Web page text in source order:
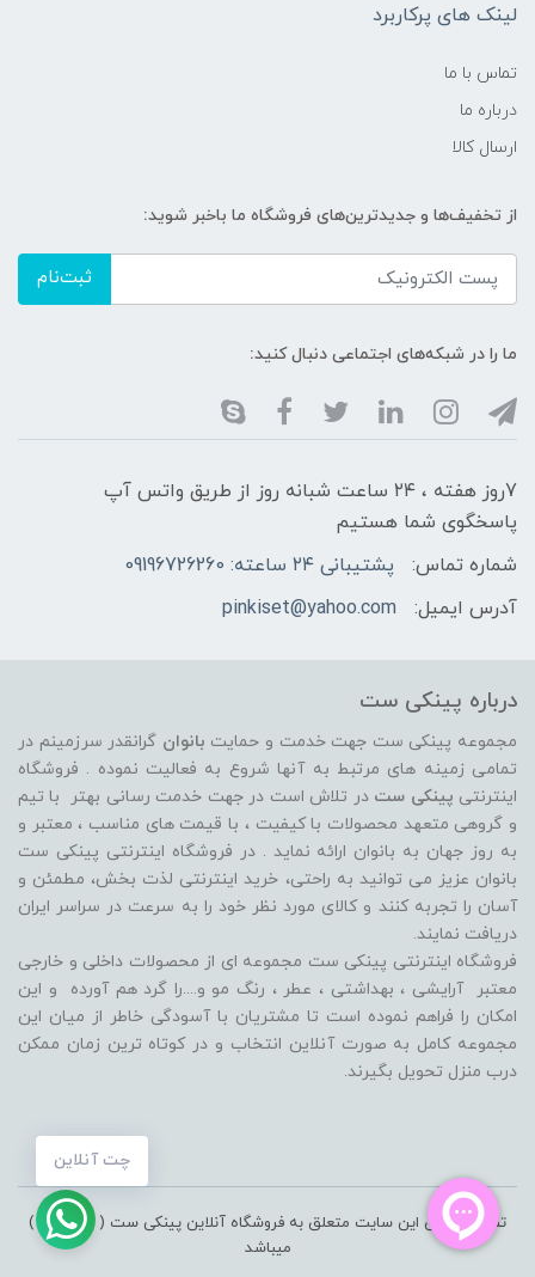
لینک های پرکاربرد
تماس با ما
درباره ما
ارسال کالا
از تخفیف‌ها و جدیدترین‌های فروشگاه ما باخبر شوید:
ثبت‌نام
ما را در شبکه‌های اجتماعی دنبال کنید:
7روز هفته ، ۲۴ ساعت شبانه‌ روز از طریق واتس آپ
پاسخگوی شما هستیم
شماره تماس:
پشتیبانی ۲۴ ساعته: 09196726260
آدرس ایمیل:
pinkiset@yahoo.com
چت آنلاین
درباره پینکی ست
مجموعه پینکی ست جهت خدمت و حمایت بانوان گرانقدر سرزمینم در
تمامی زمینه های مرتبط به آنها شروع به فعالیت نموده . فروشگاه
اینترنتی پینکی ست در تلاش است در جهت خدمت رسانی بهتر با تیم
و گروهی متعهد محصولات با کیفیت ، با قیمت های مناسب ، معتبر و
به روز جهان به بانوان ارائه نماید . در فروشگاه اینترنتی پینکی ست
بانوان عزیز می توانيد به راحتی، خرید اینترنتی لذت بخش، مطمئن و
آسان را تجربه کنند و کالای مورد نظر خود را به سرعت در سراسر ایران
دریافت نمایند.
فروشگاه اینترنتی پینکی ست مجموعه ای از محصولات داخلی و خارجی
معتبر آرایشی ، بهداشتی ، عطر ، رنگ مو و....را گرد هم آورده و اين
امکان را فراهم نموده است تا مشتريان با آسودگی خاطر از ميان اين
مجموعه کامل به صورت آنلاين انتخاب و در کوتاه ترين زمان ممکن
درب منزل تحویل بگیرند.
تمامی حقوق این سایت متعلق به فروشگاه آنلاین پینکی ست ( pinkiset )
میباشد